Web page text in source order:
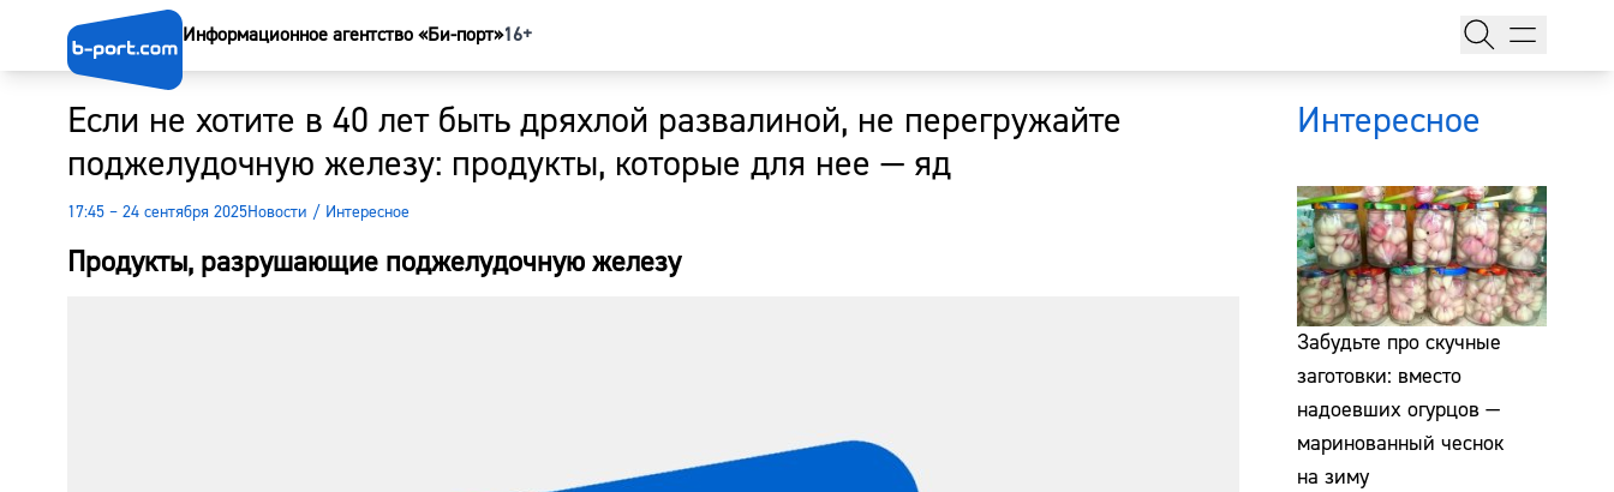
Информационное агентство «Би-порт»16+
Если не хотите в 40 лет быть дряхлой развалиной, не перегружайте
поджелудочную железу: продукты, которые для нее — яд
17:45 – 24 сентября 2025Новости / Интересное
Продукты, разрушающие поджелудочную железу
Интересное
Забудьте про скучные
заготовки: вместо
надоевших огурцов —
маринованный чеснок
на зиму
Главная
Курсы валют